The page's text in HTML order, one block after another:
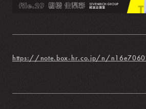
https://note.box-hr.co.jp/n/